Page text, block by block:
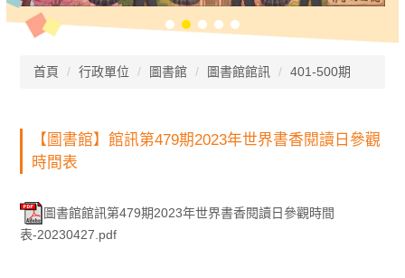
首頁 行政單位 圖書館 圖書館館訊 401-500期
【圖書館】館訊第479期2023年世界書香閱讀日參觀
時間表
圖書館館訊第479期2023年世界書香閱讀日參觀時間
表-20230427.pdf